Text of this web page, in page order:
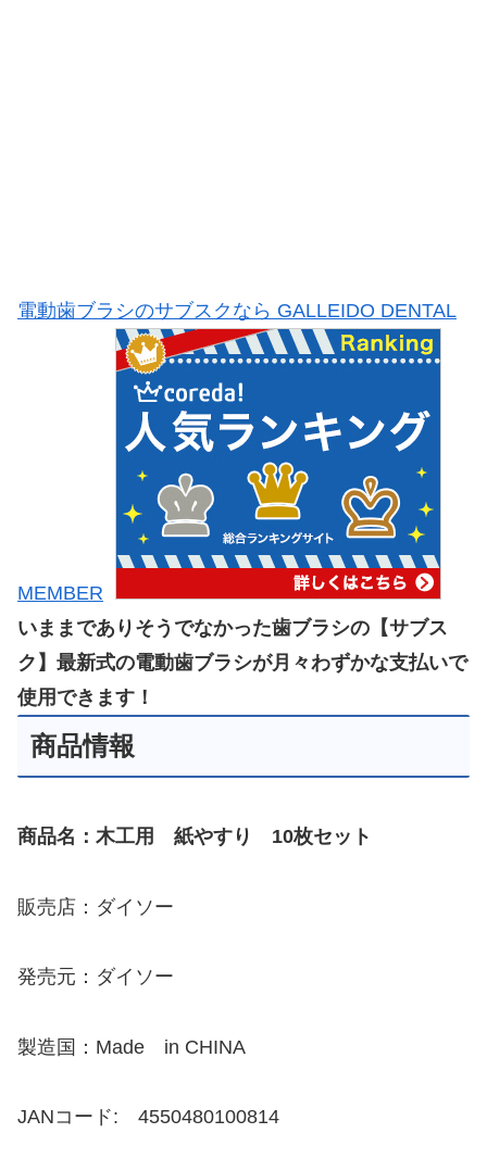
電動歯ブラシのサブスクなら GALLEIDO DENTAL
MEMBER
いままでありそうでなかった歯ブラシの【サブス
ク】最新式の電動歯ブラシが月々わずかな支払いで
使用できます！
商品情報
商品名：木工用 紙やすり 10枚セット
販売店：ダイソー
発売元：ダイソー
製造国：Made in CHINA
JANコード: 4550480100814